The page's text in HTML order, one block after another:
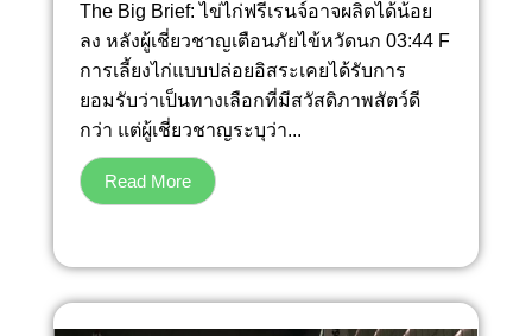
The Big Brief: ไข่ไก่ฟรีเรนจ์อาจผลิตได้น้อย
ลง หลังผู้เชี่ยวชาญเตือนภัยไข้หวัดนก 03:44 F
การเลี้ยงไก่แบบปล่อยอิสระเคยได้รับการ
ยอมรับว่าเป็นทางเลือกที่มีสวัสดิภาพสัตว์ดี
กว่า แต่ผู้เชี่ยวชาญระบุว่า...
Read More